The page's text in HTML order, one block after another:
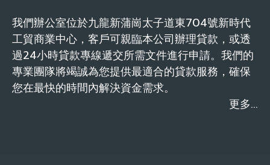
我們辦公室位於九龍新蒲崗太子道東704號新時代
工貿商業中心，客戶可親臨本公司辦理貸款，或透
過24小時貸款專線遞交所需文件進行申請。我們的
專業團隊將竭誠為您提供最適合的貸款服務，確保
您在最快的時間內解決資金需求。